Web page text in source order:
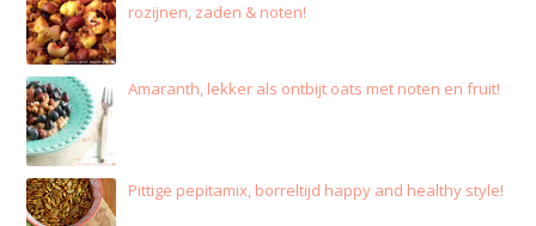
rozijnen, zaden & noten!
Amaranth, lekker als ontbijt oats met noten en fruit!
Pittige pepitamix, borreltijd happy and healthy style!